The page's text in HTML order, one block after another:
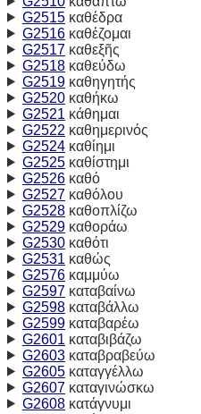
G2515καθέδρα
G2516καθέζομαι
G2517καθεξῆς
G2518καθεύδω
G2519καθηγητής
G2520καθήκω
G2521 κάθημαι
G2522 καθημερινός
G2524καθίημι
G2525καθίστημι
G2526καθό
G2527καθόλου
G2528καθοπλίζω
G2529καθοράω
G2530καθότι
G2531 καθώς
G2576καμμύω
G2597καταβαίνω
G2598καταβάλλω
G2599καταβαρέω
G2601 καταβιβάζω
G2603καταβραβεύω
G2605καταγγέλλω
G2607καταγινώσκω
G2608κατάγνυμι